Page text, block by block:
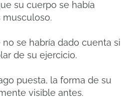
su cuerpo se había
no se habría dado cuenta si
de su ejercicio.
puesta, la forma de su
visible antes.